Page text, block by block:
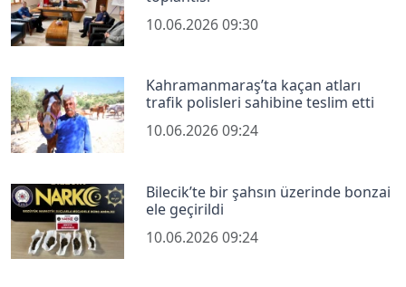
10.06.2026 09:30
Kahramanmaraş’ta kaçan atları
trafik polisleri sahibine teslim etti
10.06.2026 09:24
Bilecik’te bir şahsın üzerinde bonzai
ele geçirildi
10.06.2026 09:24